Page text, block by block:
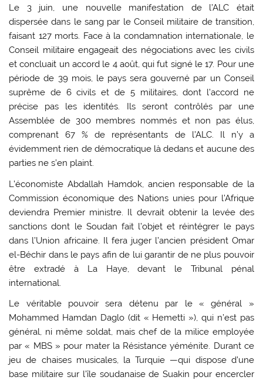
Le 3 juin, une nouvelle manifestation de l’ALC était
dispersée dans le sang par le Conseil militaire de transition,
faisant 127 morts. Face à la condamnation internationale, le
Conseil militaire engageait des négociations avec les civils
et concluait un accord le 4 août, qui fut signé le 17. Pour une
période de 39 mois, le pays sera gouverné par un Conseil
suprême de 6 civils et de 5 militaires, dont l’accord ne
précise pas les identités. Ils seront contrôlés par une
Assemblée de 300 membres nommés et non pas élus,
comprenant 67 % de représentants de l’ALC. Il n’y a
évidemment rien de démocratique là dedans et aucune des
parties ne s’en plaint.
L’économiste Abdallah Hamdok, ancien responsable de la
Commission économique des Nations unies pour l’Afrique
deviendra Premier ministre. Il devrait obtenir la levée des
sanctions dont le Soudan fait l’objet et réintégrer le pays
dans l’Union africaine. Il fera juger l’ancien président Omar
el-Béchir dans le pays afin de lui garantir de ne plus pouvoir
être extradé à La Haye, devant le Tribunal pénal
international.
Le véritable pouvoir sera détenu par le « général »
Mohammed Hamdan Daglo (dit « Hemetti »), qui n’est pas
général, ni même soldat, mais chef de la milice employée
par « MBS » pour mater la Résistance yéménite. Durant ce
jeu de chaises musicales, la Turquie —qui dispose d’une
base militaire sur l’île soudanaise de Suakin pour encercler